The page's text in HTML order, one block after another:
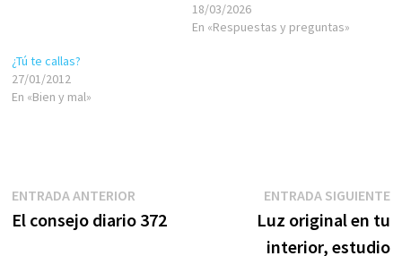
18/03/2026
En «Respuestas y preguntas»
¿Tú te callas?
27/01/2012
En «Bien y mal»
Navegación
de
ENTRADA ANTERIOREntrada
anterior:
El consejo diario 372
ENTRADA SIGUIENTE
Luz original en tu
interior, estudio